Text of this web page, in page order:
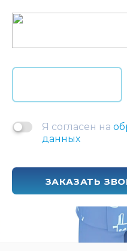
Я согласен на
данных
ЗАКАЗАТЬ